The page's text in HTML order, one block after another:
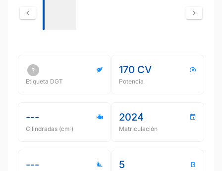
Etiqueta DGT
170 CV
Potencia
---
Cilindradas (cmᵌ)
2024
Matriculación
--- 5